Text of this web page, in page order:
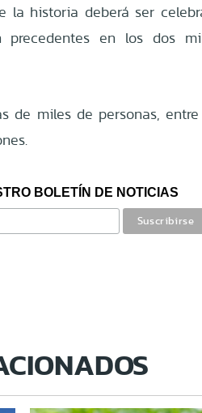
la historia deberá ser
precedentes en los dos
de miles de personas,
BOLETÍN DE NOTICIAS